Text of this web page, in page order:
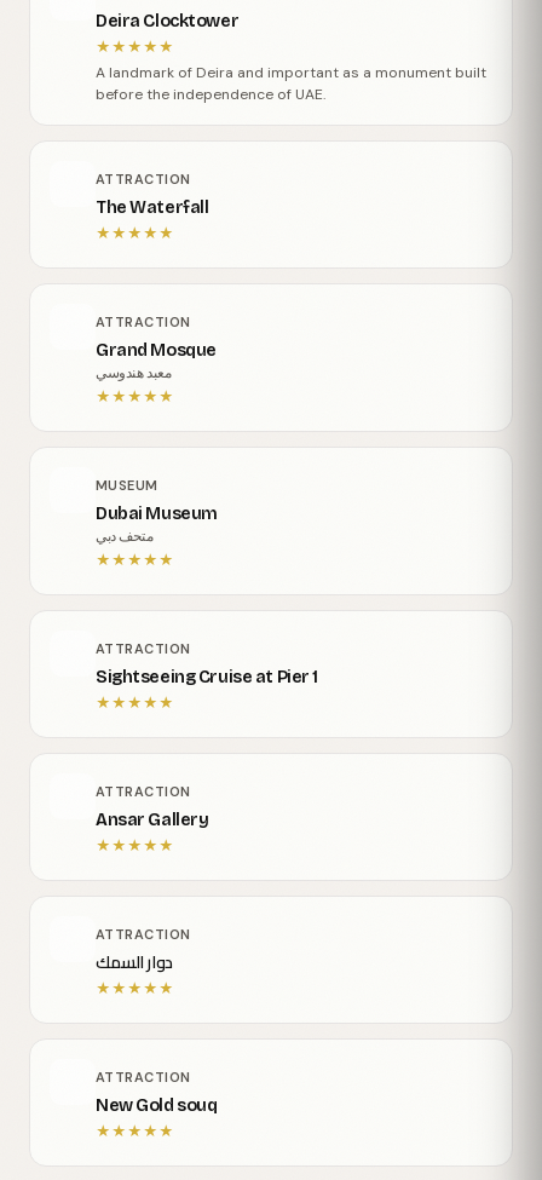
Deira Clocktower
★★★★★
A landmark of Deira and important as a monument built
before the independence of UAE.
ATTRACTION
The Waterfall
★★★★★
ATTRACTION
Grand Mosque
معبد هندوسي
★★★★★
MUSEUM
Dubai Museum
متحف دبي
★★★★★
ATTRACTION
Sightseeing Cruise at Pier 1
★★★★★
ATTRACTION
Ansar Gallery
★★★★★
ATTRACTION
دوار السمك
★★★★★
ATTRACTION
New Gold souq
★★★★★